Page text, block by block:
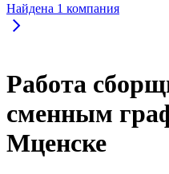
Найдена 1 компания
Работа
сменным
Мценске